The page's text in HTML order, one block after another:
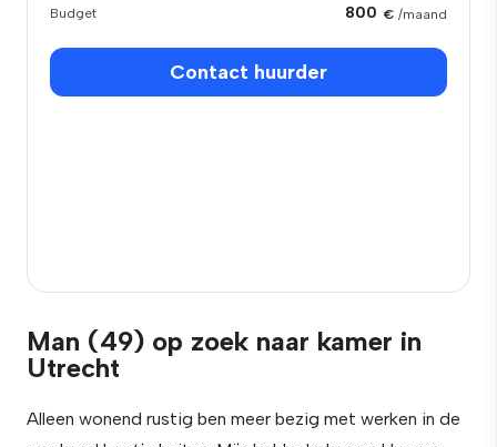
Budget 800 € /maand
Contact huurder
Man (49) op zoek naar kamer in
Utrecht
Alleen wonend rustig ben meer bezig met werken in de